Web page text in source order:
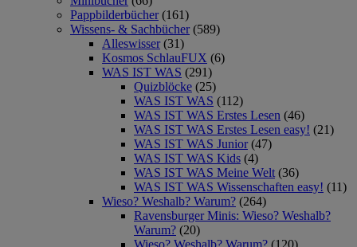
Pappbilderbücher (161)
Wissens- & Sachbücher (589)
Alleswisser (31)
Kosmos SchlauFUX (6)
WAS IST WAS (291)
Quizblöcke (25)
WAS IST WAS (112)
WAS IST WAS Erstes Lesen (46)
WAS IST WAS Erstes Lesen easy! (21)
WAS IST WAS Junior (47)
WAS IST WAS Kids (4)
WAS IST WAS Meine Welt (36)
WAS IST WAS Wissenschaften easy! (11)
Wieso? Weshalb? Warum? (264)
Ravensburger Minis: Wieso? Weshalb?
Warum? (20)
Wieso? Weshalb? Warum? (120)